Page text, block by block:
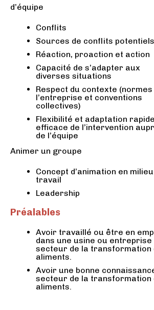
d’équipe
Conflits
Sources de conflits potentiels
Réaction, proaction et action
Capacité de s’adapter aux
diverses situations
Respect du contexte (normes
l’entreprise et conventions
collectives)
Flexibilité et adaptation
efficace de l’intervention
de l’équipe
Animer un groupe
Concept d’animation en
travail
Leadership
Préalables
Avoir travaillé ou être en
dans une usine ou entreprise
secteur de la transformation
aliments.
Avoir une bonne
secteur de la transformation
aliments.